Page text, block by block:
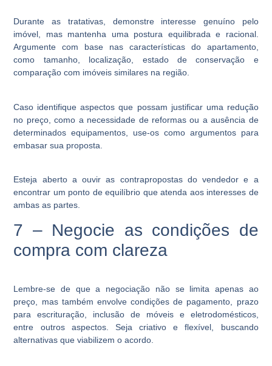
Durante as tratativas, demonstre interesse genuíno pelo
imóvel, mas mantenha uma postura equilibrada e racional.
Argumente com base nas características do apartamento,
como tamanho, localização, estado de conservação e
comparação com imóveis similares na região.
Caso identifique aspectos que possam justificar uma redução
no preço, como a necessidade de reformas ou a ausência de
determinados equipamentos, use-os como argumentos para
embasar sua proposta.
Esteja aberto a ouvir as contrapropostas do vendedor e a
encontrar um ponto de equilíbrio que atenda aos interesses de
ambas as partes.
7 – Negocie as condições de
compra com clareza
Lembre-se de que a negociação não se limita apenas ao
preço, mas também envolve condições de pagamento, prazo
para escrituração, inclusão de móveis e eletrodomésticos,
entre outros aspectos. Seja criativo e flexível, buscando
alternativas que viabilizem o acordo.